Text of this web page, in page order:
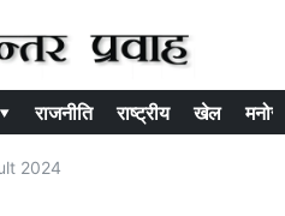
राजनीति राष्ट्रीय खेल
2024